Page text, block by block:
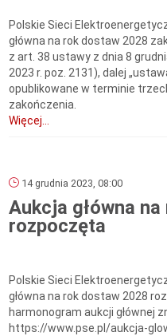
Polskie Sieci
główna na rok dostaw 2028
z art. 38 ustawy z dnia 8
2023 r. poz. 2131), dalej
opublikowane w terminie
zakończenia.
Więcej...
14 grudnia 2023, 08:00
Aukcja główna
rozpoczęta
Polskie Sieci
główna na rok dostaw 2028
harmonogram aukcji głównej
https://www.pse.pl/aukcja-